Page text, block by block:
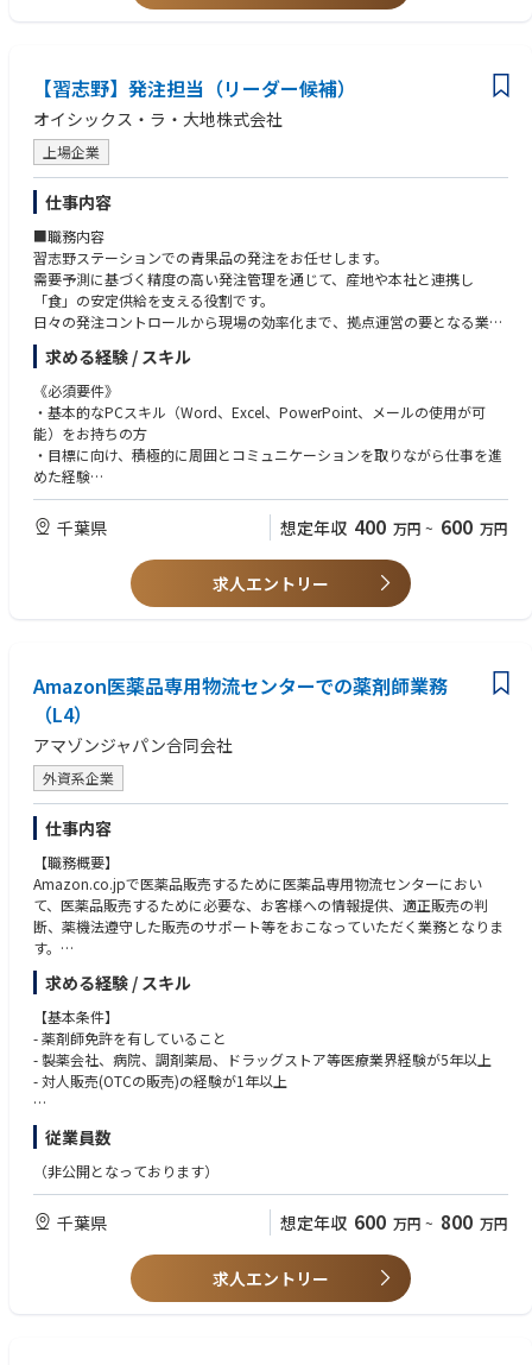
【習志野】発注担当（リーダー候補）
オイシックス・ラ・大地株式会社
上場企業
仕事内容
■職務内容
習志野ステーションでの青果品の発注をお任せします。
需要予測に基づく精度の高い発注管理を通じて、産地や本社と連携し
「食」の安定供給を支える役割です。
日々の発注コントロールから現場の効率化まで、拠点運営の要となる業務
を幅広く担っていただきます。
■具体的な業務内容
－青果品（野菜・果物など）の発注
・過去データと需要予測に基づく必要数の算出、およびシステムを用いた
日々の発注量管理
・生産者や本社担当者との、必要数に関する調整・交渉
－買掛（請求）業務
・生産者への支払いに基づく買掛金処理
キャリアパス
まずは、発注のオペレーションや産地との調整業務を実務を通して習得し
ていただきます。
ゆくゆくはチームリーダーとしてマネジメント経験を積み、将来的には拠
点全体を統括するステーション長候補を目指していただきます。
求める経験 / スキル
《必須要件》
・基本的なPCスキル（Word、Excel、PowerPoint、メールの使用が可
能）をお持ちの方
・目標に向け、積極的に周囲とコミュニケーションを取りながら仕事を進
めた経験
《歓迎要件》
・物流管理または発注の経験（業種は問いません）
・店舗運営やリーダー経験がある方
《求める人物像》
千葉県 想定年収 400 万円 ~ 600 万円
求人エントリー
Amazon医薬品専用物流センターでの薬剤師業務
（L4）
アマゾンジャパン合同会社
外資系企業
仕事内容
【職務概要】
Amazon.co.jpで医薬品販売するために医薬品専用物流センターにおい
て、医薬品販売するために必要な、お客様への情報提供、適正販売の判
断、薬機法遵守した販売のサポート等をおこなっていただく業務となりま
す。
特に医薬品に関するプロジェクトにおいて、医薬品販売に関わる薬剤師業
務となります。主にウェブサイトを通じてお客様が医薬品を購入する際
に、適正販売の判断を中心に担当していただきます。
薬機法遵守の上で適正販売を判断することで、お客様に販売できる商品の
セレクションの拡大に貢献頂きます。
くなりますので、お客様と円滑にコミュニケーションする必要がございま
す。
電話を通しお客様への正しい情報提供を行うことで、セルフメディケーシ
ョンを推進してくことが重要となります。
・ Customerへの正しい情報提供と適正販売を行う。
・ Amazon.co.jp上の医薬品商品説明に責任を持つ。
求める経験 / スキル
【基本条件】
- 薬剤師免許を有していること
- 製薬会社、病院、調剤薬局、ドラッグストア等医療業界経験が5年以上
- 対人販売(OTCの販売)の経験が1年以上
【歓迎条件】
- 社内他部署との業務対応経験
- 電話対応しながら、サイト内で調査や、記録をする程度のPCスキル
- 英語力（読み書き/会話）
- インクルーシブなカルチャーへの貢献や多様性に富んだグループで働く
ことに対して前向きであること
給与について：賃金に関する条件は、1次面接の前に個別に通知します。
従業員数
（非公開となっております）
千葉県 想定年収 600 万円 ~ 800 万円
求人エントリー